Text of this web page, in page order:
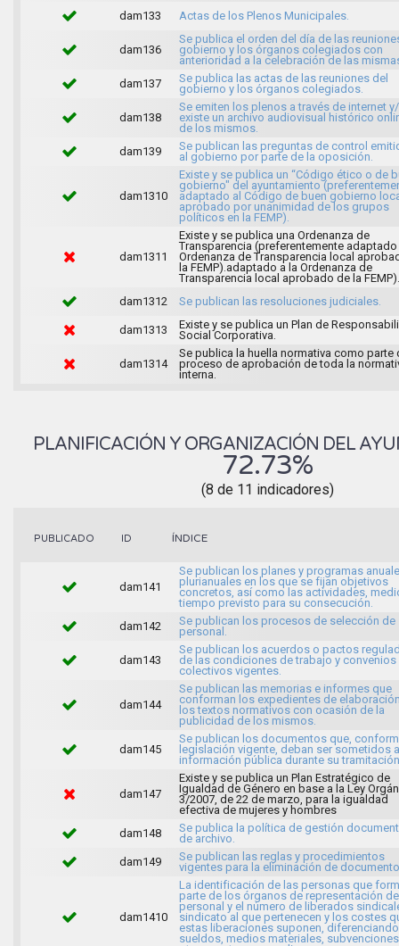
dam133
Actas de los Plenos Municipales.
dam136
Se publica el orden del día de las
gobierno y los órganos colegiados con
anterioridad a la celebración de las
dam137
Se publica las actas de las reuniones del
gobierno y los órganos colegiados.
dam138
Se emiten los plenos a través de internet
existe un archivo audiovisual histórico
de los mismos.
dam139
Se publican las preguntas de control
al gobierno por parte de la oposición.
dam1310
Existe y se publica un “Código ético o de
gobierno" del ayuntamiento
adaptado al Código de buen gobierno
aprobado por unanimidad de los grupos
políticos en la FEMP).
dam1311
Existe y se publica una Ordenanza de
Transparencia (preferentemente adaptado
Ordenanza de Transparencia local
la FEMP).adaptado a la Ordenanza de
Transparencia local aprobado de la FEMP).
dam1312
Se publican las resoluciones judiciales.
dam1313
Existe y se publica un Plan de
Social Corporativa.
dam1314
Se publica la huella normativa como parte
proceso de aprobación de toda la
interna.
PLANIFICACIÓN Y ORGANIZACIÓN DEL
72.73%
(8 de 11 indicadores)
PUBLICADO ID ÍNDICE
dam141
Se publican los planes y programas
plurianuales en los que se fijan objetivos
concretos, así como las actividades,
tiempo previsto para su consecución.
dam142
Se publican los procesos de selección de
personal.
dam143
Se publican los acuerdos o pactos
de las condiciones de trabajo y convenios
colectivos vigentes.
dam144
Se publican las memorias e informes que
conforman los expedientes de
los textos normativos con ocasión de la
publicidad de los mismos.
dam145
Se publican los documentos que,
legislación vigente, deban ser sometidos a
información pública durante su
dam147
Existe y se publica un Plan Estratégico de
Igualdad de Género en base a la Ley
3/2007, de 22 de marzo, para la igualdad
efectiva de mujeres y hombres
dam148
Se publica la política de gestión
de archivo.
dam149
Se publican las reglas y procedimientos
vigentes para la eliminación de
dam1410
La identificación de las personas que
parte de los órganos de representación
personal y el número de liberados
sindicato al que pertenecen y los costes
estas liberaciones suponen, diferenciando
sueldos, medios materiales,